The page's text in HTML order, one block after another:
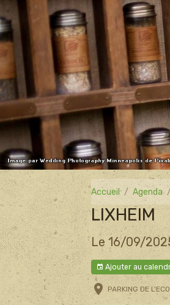
Accueil Agenda
LIXHEIM
Le 16/09/
Ajouter au
PARKING DE